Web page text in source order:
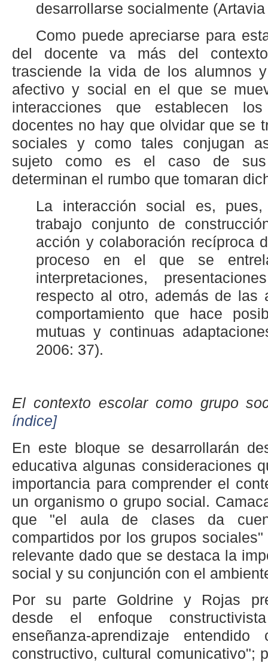
desarrollarse socialmente
Como puede apreciarse para
del docente va más del
trasciende la vida de los alumnos
afectivo y social en el que se
interacciones que establecen
docentes no hay que olvidar que se
sociales y como tales conjugan
sujeto como es el caso de sus
determinan el rumbo que tomaran
La interacción social es,
trabajo conjunto de
acción y colaboración recíproca
proceso en el que se
interpretaciones,
respecto al otro, además de las
comportamiento que hace
mutuas y continuas
2006: 37).
El contexto escolar como grupo
índice]
En este bloque se desarrollarán
educativa algunas consideraciones
importancia para comprender el
un organismo o grupo social.
que "el aula de clases da
compartidos por los grupos
relevante dado que se destaca la
social y su conjunción con el
Por su parte Goldrine y Rojas
desde el enfoque
enseñanza-aprendizaje
constructivo, cultural comunicativo";